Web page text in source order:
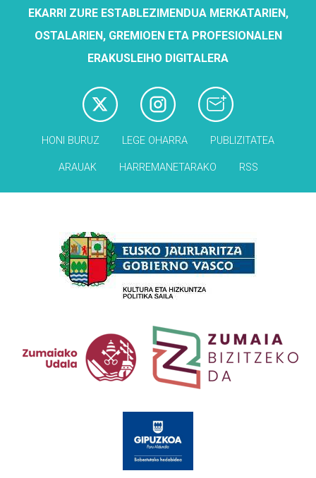
EKARRI ZURE ESTABLEZIMENDUA MERKATARIEN,
OSTALARIEN, GREMIOEN ETA PROFESIONALEN
ERAKUSLEIHO DIGITALERA
HONI BURUZ LEGE OHARRA PUBLIZITATEA
ARAUAK HARREMANETARAKO RSS